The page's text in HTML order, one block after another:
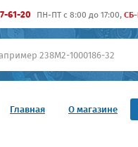
61-20 ПН-ПТ c 8:00 до 17:00,
Главная О магазине